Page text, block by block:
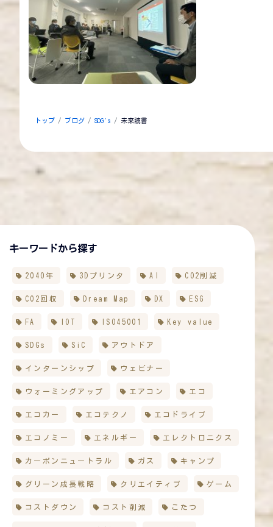
トップ ブログ SDG's 未来読書
キーワードから探す
2040年 3Dプリンタ AI CO2削減
CO2回収 Dream Map DX ESG
FA IOT ISO45001 Key value
SDGs SiC アウトドア
インターンシップ ウェビナー
ウォーミングアップ エアコン エコ
エコカー エコテクノ エコドライブ
エコノミー エネルギー エレクトロニクス
カーボンニュートラル ガス キャンプ
グリーン成長戦略 クリエイティブ ゲーム
コストダウン コスト削減 こたつ